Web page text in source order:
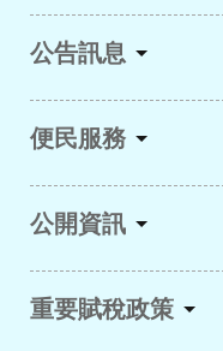
公告訊息
便民服務
公開資訊
重要賦稅政策